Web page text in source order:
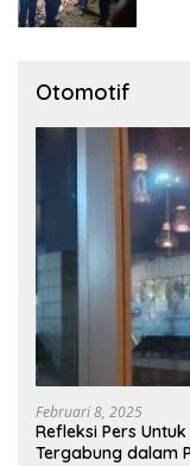
Otomotif
Februari 8, 2025
Refleksi Pers
Tergabung dalam